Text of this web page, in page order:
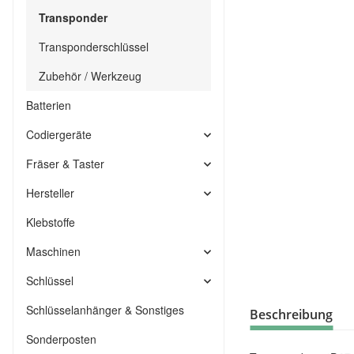
Beschreibung
Transponder
Transponderschlüssel
Zubehör / Werkzeug
Batterien
Codiergeräte
Fräser & Taster
Hersteller
Klebstoffe
Maschinen
Schlüssel
Schlüsselanhänger & Sonstiges
Sonderposten